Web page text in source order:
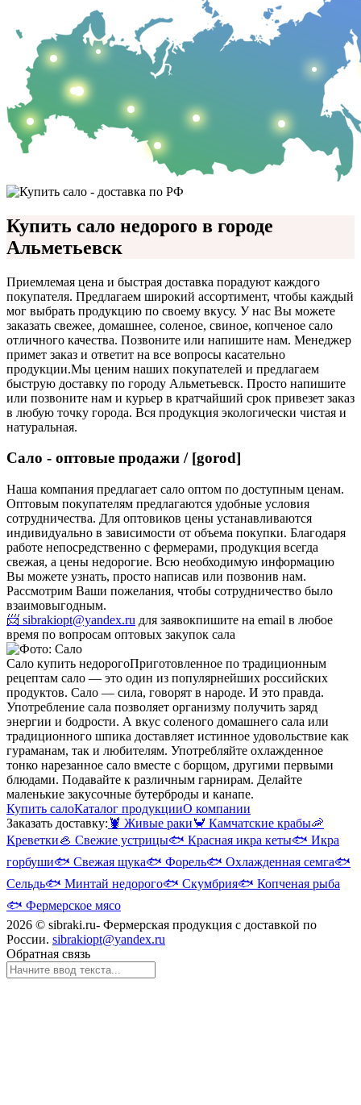
Купить сало недорого в городе
Альметьевск
Приемлемая цена и быстрая доставка порадуют каждого
покупателя. Предлагаем широкий ассортимент, чтобы каждый
мог выбрать продукцию по своему вкусу. У нас Вы можете
заказать свежее, домашнее, соленое, свиное, копченое сало
отличного качества. Позвоните или напишите нам. Менеджер
примет заказ и ответит на все вопросы касательно
продукции.Мы ценим наших покупателей и предлагаем
быструю доставку по городу Альметьевск. Просто напишите
или позвоните нам и курьер в кратчайший срок привезет заказ
в любую точку города. Вся продукция экологически чистая и
натуральная.
Сало - оптовые продажи / [gorod]
Наша компания предлагает сало оптом по доступным ценам.
Оптовым покупателям предлагаются удобные условия
сотрудничества. Для оптовиков цены устанавливаются
индивидуально в зависимости от объема покупки. Благодаря
работе непосредственно с фермерами, продукция всегда
свежая, а цены недорогие. Всю необходимую информацию
Вы можете узнать, просто написав или позвонив нам.
Рассмотрим Ваши пожелания, чтобы сотрудничество было
взаимовыгодным.
📨 sibrakiopt@yandex.ru для заявокпишите на email в любое
время по вопросам оптовых закупок сала
Сало купить недорогоПриготовленное по традиционным
рецептам сало — это один из популярнейших российских
продуктов. Сало — сила, говорят в народе. И это правда.
Употребление сала позволяет организму получить заряд
энергии и бодрости. А вкус соленого домашнего сала или
традиционного шпика доставляет истинное удовольствие как
гураманам, так и любителям. Употребляйте охлажденное
тонко нарезанное сало вместе с борщом, другими первыми
блюдами. Подавайте к различным гарнирам. Делайте
маленькие закусочные бутерброды и канапе.
Купить салоКаталог продукцииО компании
Заказать доставку: 🦞 Живые раки🦀 Камчатские крабы🦐
Креветки🦪 Свежие устрицы🐟 Красная икра кеты🐟 Икра
горбуши🐟 Свежая щука🐟 Форель🐟 Охлажденная семга🐟
Сельдь🐟 Минтай недорого🐟 Скумбрия🐟 Копченая рыба
🐟 Фермерское мясо
2026 © sibraki.ru- Фермерская продукция с доставкой по
России. sibrakiopt@yandex.ru
Обратная связь